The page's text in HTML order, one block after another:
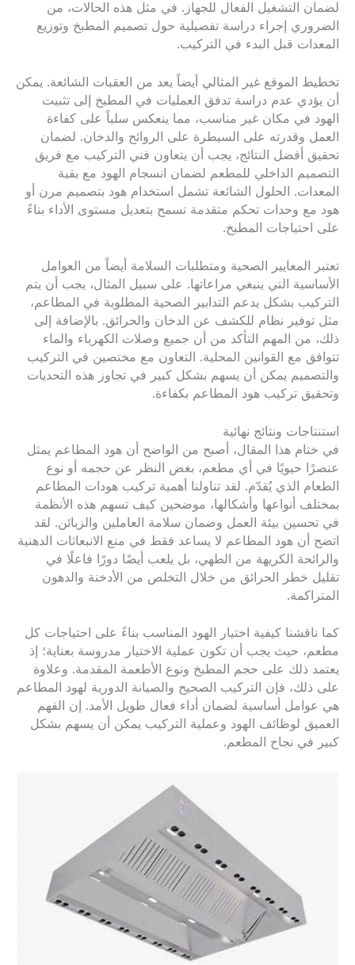
لضمان التشغيل الفعال للجهاز. في مثل هذه الحالات، من
الضروري إجراء دراسة تفصيلية حول تصميم المطبخ وتوزيع
المعدات قبل البدء في التركيب.
تخطيط الموقع غير المثالي أيضاً يعد من العقبات الشائعة. يمكن
أن يؤدي عدم دراسة تدفق العمليات في المطبخ إلى تثبيت
الهود في مكان غير مناسب، مما ينعكس سلباً على كفاءة
العمل وقدرته على السيطرة على الروائح والدخان. لضمان
تحقيق أفضل النتائج، يجب أن يتعاون فني التركيب مع فريق
التصميم الداخلي للمطعم لضمان انسجام الهود مع بقية
المعدات. الحلول الشائعة تشمل استخدام هود بتصميم مرن أو
هود مع وحدات تحكم متقدمة تسمح بتعديل مستوى الأداء بناءً
على احتياجات المطبخ.
تعتبر المعايير الصحية ومتطلبات السلامة أيضاً من العوامل
الأساسية التي ينبغي مراعاتها. على سبيل المثال، يجب أن يتم
التركيب بشكل يدعم التدابير الصحية المطلوبة في المطاعم،
مثل توفير نظام للكشف عن الدخان والحرائق. بالإضافة إلى
ذلك، من المهم التأكد من أن جميع وصلات الكهرباء والماء
تتوافق مع القوانين المحلية. التعاون مع مختصين في التركيب
والتصميم يمكن أن يسهم بشكل كبير في تجاوز هذه التحديات
وتحقيق تركيب هود المطاعم بكفاءة.
استنتاجات ونتائج نهائية
في ختام هذا المقال، أصبح من الواضح أن هود المطاعم يمثل
عنصرًا حيويًا في أي مطعم، بغض النظر عن حجمه أو نوع
الطعام الذي يُقدّم. لقد تناولنا أهمية تركيب هودات المطاعم
بمختلف أنواعها وأشكالها، موضحين كيف تسهم هذه الأنظمة
في تحسين بيئة العمل وضمان سلامة العاملين والزبائن. لقد
اتضح أن هود المطاعم لا يساعد فقط في منع الانبعاثات الدهنية
والرائحة الكريهة من الطهي، بل يلعب أيضًا دورًا فاعلًا في
تقليل خطر الحرائق من خلال التخلص من الأدخنة والدهون
المتراكمة.
كما ناقشنا كيفية اختيار الهود المناسب بناءً على احتياجات كل
مطعم، حيث يجب أن تكون عملية الاختيار مدروسة بعناية؛ إذ
يعتمد ذلك على حجم المطبخ ونوع الأطعمة المقدمة. وعلاوة
على ذلك، فإن التركيب الصحيح والصيانة الدورية لهود المطاعم
هي عوامل أساسية لضمان أداء فعال طويل الأمد. إن الفهم
العميق لوظائف الهود وعملية التركيب يمكن أن يسهم بشكل
كبير في نجاح المطعم.